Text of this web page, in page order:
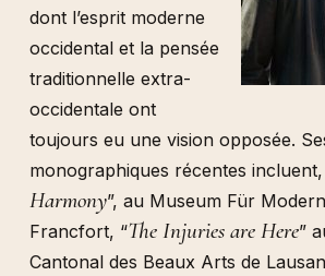
dont l’esprit moderne
occidental et la pensée
traditionnelle extra-
occidentale ont
toujours eu une vision opposée.
monographiques récentes incluent,
Harmony”, au Museum Für
Francfort, “The Injuries are Here”
Cantonal des Beaux Arts de